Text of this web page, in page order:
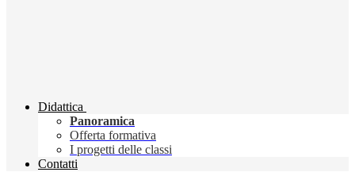
Didattica
Panoramica
Offerta formativa
I progetti delle classi
Contatti